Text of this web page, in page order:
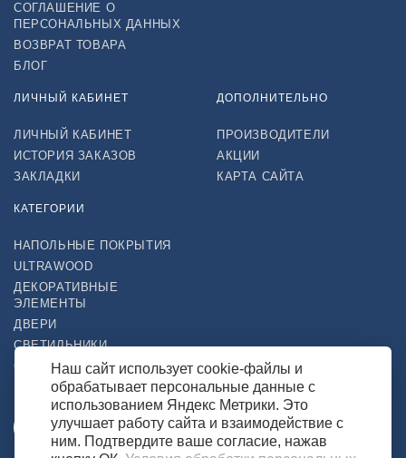
Наш сайт использует cookie-файлы и
обрабатывает персональные данные с
использованием Яндекс Метрики. Это
улучшает работу сайта и взаимодействие с
ним. Подтвердите ваше согласие, нажав
СОГЛАШЕНИЕ О
ПЕРСОНАЛЬНЫХ ДАННЫХ
ВОЗВРАТ ТОВАРА
БЛОГ
ЛИЧНЫЙ КАБИНЕТ
ЛИЧНЫЙ КАБИНЕТ
ИСТОРИЯ ЗАКАЗОВ
ЗАКЛАДКИ
ДОПОЛНИТЕЛЬНО
ПРОИЗВОДИТЕЛИ
АКЦИИ
КАРТА САЙТА
КАТЕГОРИИ
НАПОЛЬНЫЕ ПОКРЫТИЯ
ULTRAWOOD
ДЕКОРАТИВНЫЕ
ЭЛЕМЕНТЫ
ДВЕРИ
СВЕТИЛЬНИКИ
СТРОЙТОВАРЫ
НАШ МАГАЗИН В СОЦСЕТЯХ